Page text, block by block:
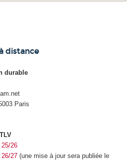
distance
durable
Paris
26
27 (une mise à jour sera publiée le